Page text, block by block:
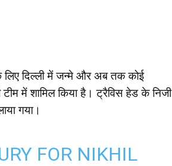
लिए दिल्ली में जन्मे और अब तक कोई
में शामिल किया है। ट्रैविस हेड के निजी
गया।
FOR NIKHIL